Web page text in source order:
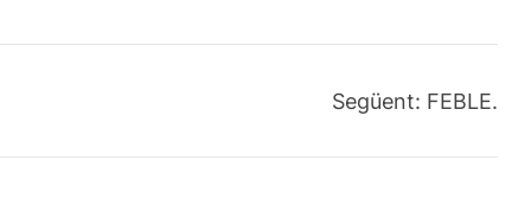
Següent: FEBLE.